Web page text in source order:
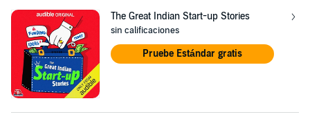
The Great Indian Start-up Stories
sin calificaciones
Pruebe Estándar gratis